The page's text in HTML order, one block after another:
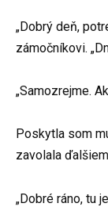
„Dobrý deň,
zámočníkovi.
„Samozrejme.
Poskytla som
zavolala
„Dobré ráno, tu